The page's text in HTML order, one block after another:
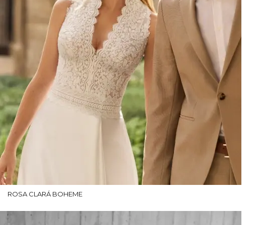
ROSA CLARÁ BOHEME